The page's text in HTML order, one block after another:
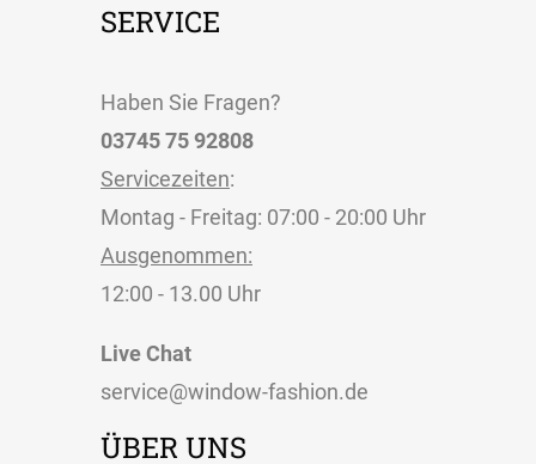
SERVICE
Haben Sie Fragen?
03745 75 92808
Servicezeiten:
Montag - Freitag: 07:00 - 20:00 Uhr
Ausgenommen:
12:00 - 13.00 Uhr
Live Chat
service@window-fashion.de
ÜBER UNS